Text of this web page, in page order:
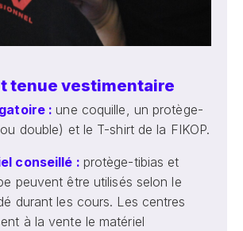
tenue vestimentaire
:une coquille, un protège-
double) et le T-shirt de la FIKOP.
conseillé : protège-tibias et
peuvent être utilisés selon le
durant les cours. Les centres
à la vente le matériel